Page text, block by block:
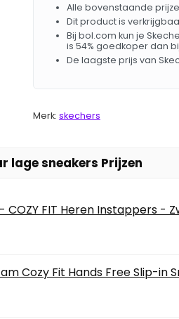
Alle bovenstaande
Dit product is
Bij bol.com kun je
is 54% goedkoper dan
De laagste prijs van
Merk: skechers
lage sneakers Prijzen
COZY FIT Heren Instappers -
Cozy Fit Hands Free Slip-in